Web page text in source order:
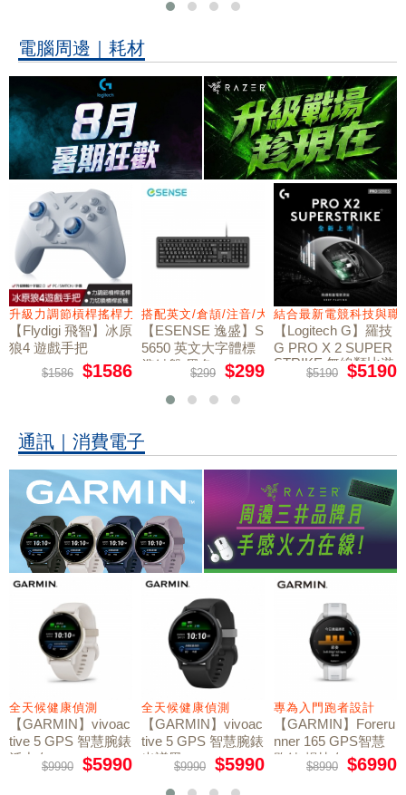
電腦周邊｜耗材
墊
升級力調節槓桿搖桿力切換扳機
【Flydigi 飛智】冰原
狼4 遊戲手把
$1586 $1586
搭配英文/倉頡/注音/大易
【ESENSE 逸盛】S
5650 英文大字體標
準鍵盤 黑色
$299 $299
結合最新電競科技與
【Logitech G】羅技
G PRO X 2 SUPER
STRIKE 無線類比遊
戲滑鼠$5190 $5190
通訊｜消費電子
全天候健康偵測
【GARMIN】vivoac
tive 5 GPS 智慧腕錶
活力白
$9990 $5990
全天候健康偵測
【GARMIN】vivoac
tive 5 GPS 智慧腕錶
光譜黑
$9990 $5990
專為入門跑者設計
【GARMIN】Foreru
nner 165 GPS智慧
跑錶 暢快白
$8990 $6990